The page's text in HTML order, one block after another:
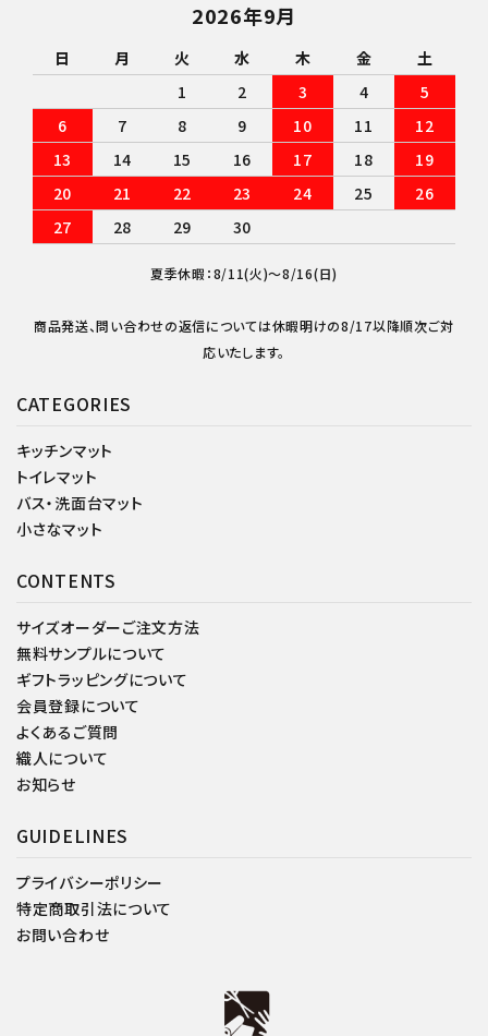
CATEGORIES
キッチンマット
トイレマット
バス・洗面台マット
小さなマット
CONTENTS
サイズオーダーご注文方法
無料サンプルについて
ギフトラッピングについて
会員登録について
よくあるご質問
織人について
お知らせ
GUIDELINES
プライバシーポリシー
特定商取引法について
お問い合わせ
2026年9月
日 月 火 水 木 金
土
1
2 3 4
5
6
7 8 9 10 11
12
13
14 15 16 17 18
19
20
21 22 23 24 25
26
27
28 29 30
夏季休暇：8/11(火)～8/16(日)
商品発送、問い合わせの返信については休暇明けの8/17以降順次ご対
応いたします。